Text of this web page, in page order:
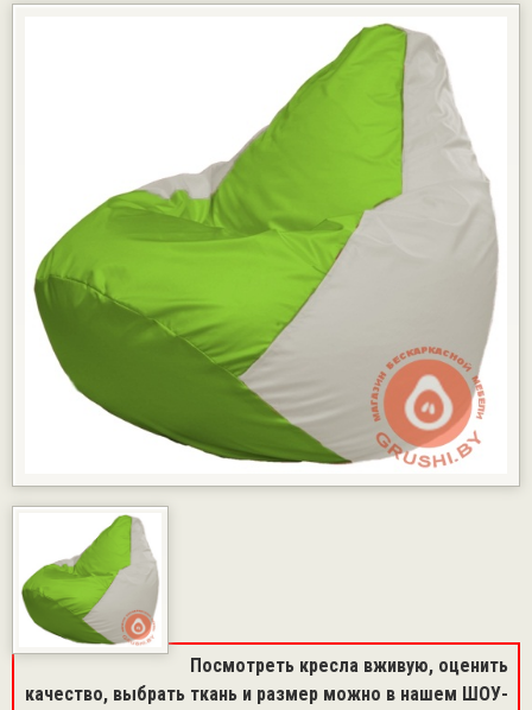
ФОТОГАЛЕРЕЯ ПРОЕКТОВ
ОТЗЫВЫ
ПАРТНЁРАМ
КОНТАКТЫ
Посмотреть кресла вживую, оценить
качество, выбрать ткань и размер можно в нашем ШОУ-